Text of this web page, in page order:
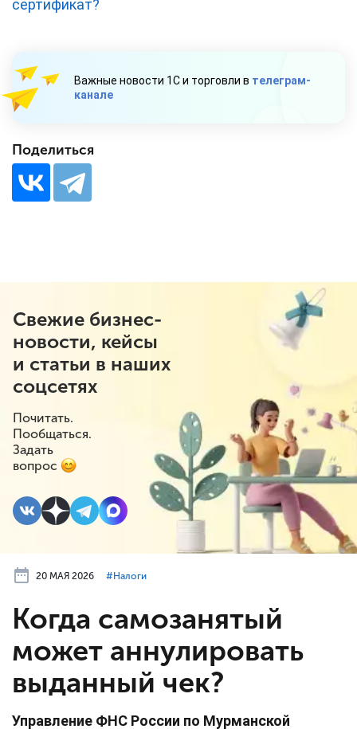
сертификат?
Важные новости 1С и торговли в телеграм-
канале
Поделиться
Свежие бизнес-
новости, кейсы
и статьи в наших
соцсетях
Почитать.
Пообщаться.
Задать
вопрос
20 МАЯ 2026 #⁣Налоги
Когда самозанятый
может аннулировать
выданный чек?
Управление ФНС России по Мурманской